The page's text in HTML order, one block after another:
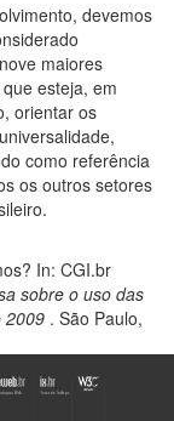
devemos
maiores
esteja, em
orientar os
como referência
os outros setores
In: CGI.br
sobre o uso das
2009 . São Paulo,